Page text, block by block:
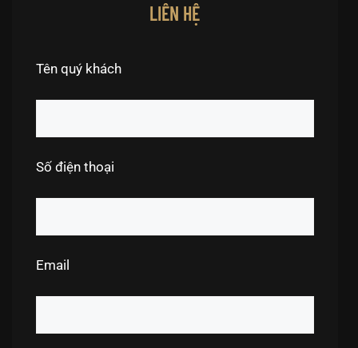
LIÊN HỆ
Tên quý khách
Số điện thoại
Email